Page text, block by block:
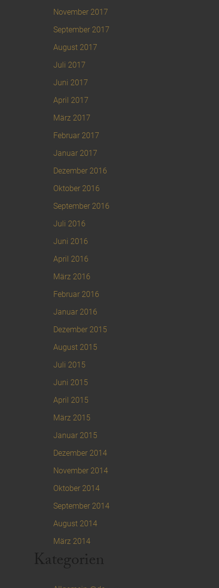
November 2017
September 2017
August 2017
Juli 2017
Juni 2017
April 2017
März 2017
Februar 2017
Januar 2017
Dezember 2016
Oktober 2016
September 2016
Juli 2016
Juni 2016
April 2016
März 2016
Februar 2016
Januar 2016
Dezember 2015
August 2015
Juli 2015
Juni 2015
April 2015
März 2015
Januar 2015
Dezember 2014
November 2014
Oktober 2014
September 2014
August 2014
März 2014
Kategorien